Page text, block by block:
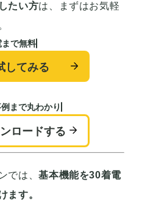
たい方は、まずはお気軽
で無料
してみる
まで丸わかり
ロードする
では、基本機能を30着電
ます。